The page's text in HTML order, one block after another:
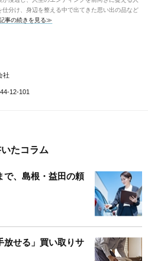
分け、身辺を整える中で出てきた思い出の品など
事の続きを見る≫
社
12-101
たコラム
で、島根・益田の頼
放せる」買い取りサ